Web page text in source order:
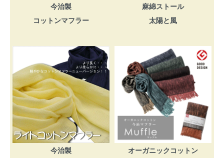
今治製
コットンマフラー
麻綿ストール
太陽と風
今治製
オーガニックコットン